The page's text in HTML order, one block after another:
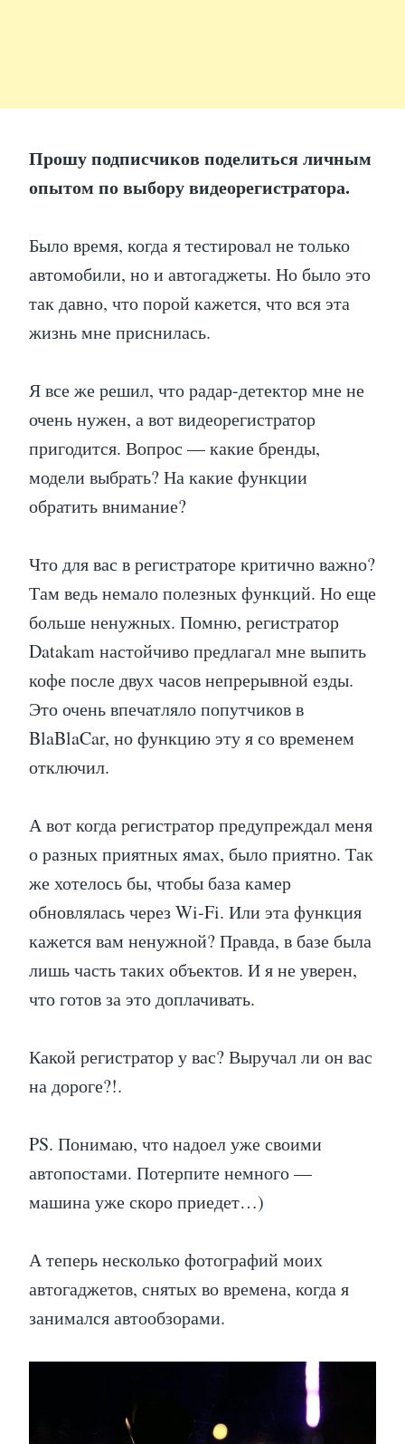
Прошу подписчиков поделиться личным
опытом по выбору видеорегистратора.
Было время, когда я тестировал не только
автомобили, но и автогаджеты. Но было это
так давно, что порой кажется, что вся эта
жизнь мне приснилась.
Я все же решил, что радар-детектор мне не
очень нужен, а вот видеорегистратор
пригодится. Вопрос — какие бренды,
модели выбрать? На какие функции
обратить внимание?
Что для вас в регистраторе критично важно?
Там ведь немало полезных функций. Но еще
больше ненужных. Помню, регистратор
Datakam настойчиво предлагал мне выпить
кофе после двух часов непрерывной езды.
Это очень впечатляло попутчиков в
BlaBlaCar, но функцию эту я со временем
отключил.
А вот когда регистратор предупреждал меня
о разных приятных ямах, было приятно. Так
же хотелось бы, чтобы база камер
обновлялась через Wi-Fi. Или эта функция
кажется вам ненужной? Правда, в базе была
лишь часть таких объектов. И я не уверен,
что готов за это доплачивать.
Какой регистратор у вас? Выручал ли он вас
на дороге?!.
PS. Понимаю, что надоел уже своими
автопостами. Потерпите немного —
машина уже скоро приедет…)
А теперь несколько фотографий моих
автогаджетов, снятых во времена, когда я
занимался автообзорами.